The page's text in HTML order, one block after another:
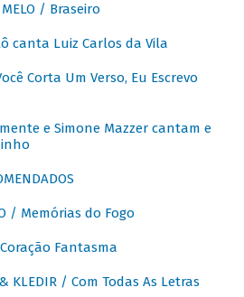
MELO / Braseiro
canta Luiz Carlos da Vila
Corta Um Verso, Eu Escrevo
e Simone Mazzer cantam e
/ Memórias do Fogo
Fantasma
KLEDIR / Com Todas As Letras